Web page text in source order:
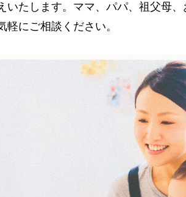
いたします。ママ、パパ、祖父母
にご相談ください。